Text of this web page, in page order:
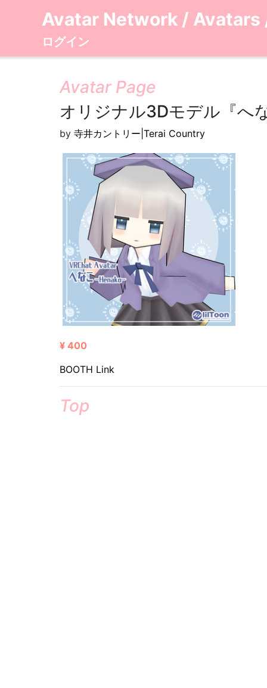
Avatar Network / Avatars
ログイン
Avatar Page
オリジナル3Dモデル『へ
by 寺井カントリー|Terai Country
¥ 400
BOOTH Link
Top